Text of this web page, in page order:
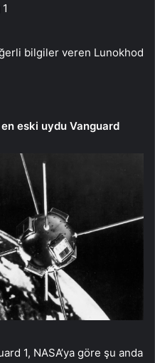
bilgiler veren Lunokhod
eski uydu Vanguard
1, NASA’ya göre şu anda